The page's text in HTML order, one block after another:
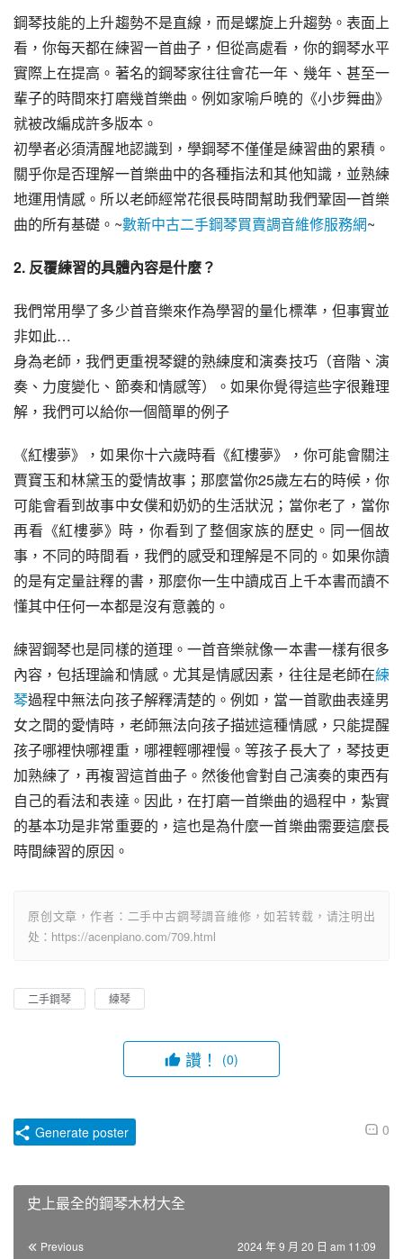
鋼琴技能的上升趨勢不是直線，而是螺旋上升趨勢。表面上
看，你每天都在練習一首曲子，但從高處看，你的鋼琴水平
實際上在提高。著名的鋼琴家往往會花一年、幾年、甚至一
輩子的時間來打磨幾首樂曲。例如家喻戶曉的《小步舞曲》
就被改編成許多版本。
初學者必須清醒地認識到，學鋼琴不僅僅是練習曲的累積。
關乎你是否理解一首樂曲中的各種指法和其他知識，並熟練
地運用情感。所以老師經常花很長時間幫助我們鞏固一首樂
曲的所有基礎。~數新中古二手鋼琴買賣調音維修服務網~
2. 反覆練習的具體內容是什麼？
我們常用學了多少首音樂來作為學習的量化標準，但事實並
非如此…
身為老師，我們更重視琴鍵的熟練度和演奏技巧（音階、演
奏、力度變化、節奏和情感等）。如果你覺得這些字很難理
解，我們可以給你一個簡單的例子
《紅樓夢》，如果你十六歲時看《紅樓夢》，你可能會關注
賈寶玉和林黛玉的愛情故事；那麼當你25歲左右的時候，你
可能會看到故事中女僕和奶奶的生活狀況；當你老了，當你
再看《紅樓夢》時，你看到了整個家族的歷史。同一個故
事，不同的時間看，我們的感受和理解是不同的。如果你讀
的是有定量註釋的書，那麼你一生中讀成百上千本書而讀不
懂其中任何一本都是沒有意義的。
練習鋼琴也是同樣的道理。一首音樂就像一本書一樣有很多
內容，包括理論和情感。尤其是情感因素，往往是老師在練
琴過程中無法向孩子解釋清楚的。例如，當一首歌曲表達男
女之間的愛情時，老師無法向孩子描述這種情感，只能提醒
孩子哪裡快哪裡重，哪裡輕哪裡慢。等孩子長大了，琴技更
加熟練了，再複習這首曲子。然後他會對自己演奏的東西有
自己的看法和表達。因此，在打磨一首樂曲的過程中，紮實
的基本功是非常重要的，這也是為什麼一首樂曲需要這麼長
時間練習的原因。
原创文章，作者：二手中古鋼琴調音維修，如若转载，请注明出
处：https://acenpiano.com/709.html
二手鋼琴 練琴
讚！ (0)
0
Generate poster
史上最全的鋼琴木材大全
Previous 2024 年 9 月 20 日 am 11:09